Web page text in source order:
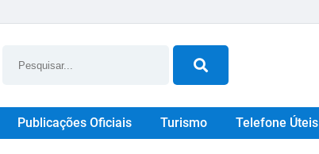
Publicações Oficiais Turismo Telefone Úteis